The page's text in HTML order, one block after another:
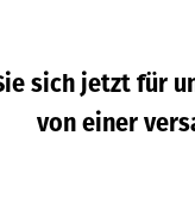
sich jetzt für
von einer